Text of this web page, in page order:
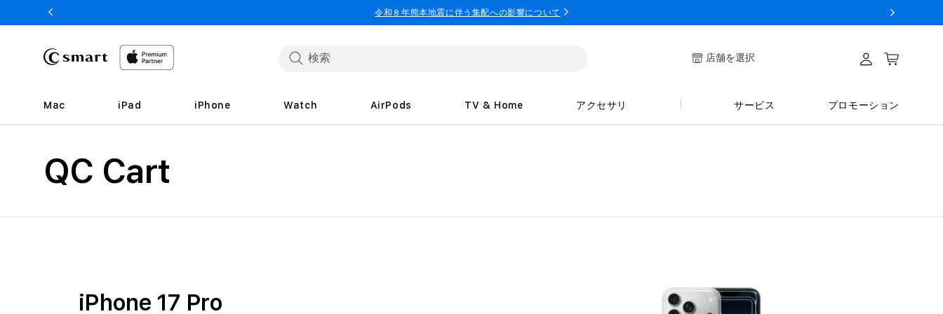
ンツへ
令和８年熊本地震に伴う集配への影響について
店舗を選択 カート
Mac iPad iPhone Watch AirPods TV & Home アクセサリ サービス プロモーション
コ
レ
ク
QC Cart
iPhone 17 Pro